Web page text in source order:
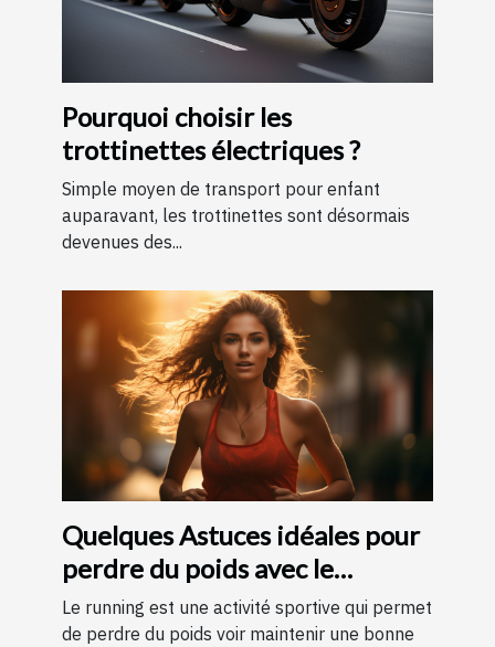
Pourquoi choisir les
trottinettes électriques ?
Simple moyen de transport pour enfant
auparavant, les trottinettes sont désormais
devenues des...
Quelques Astuces idéales pour
perdre du poids avec le
running ?
Le running est une activité sportive qui permet
de perdre du poids voir maintenir une bonne